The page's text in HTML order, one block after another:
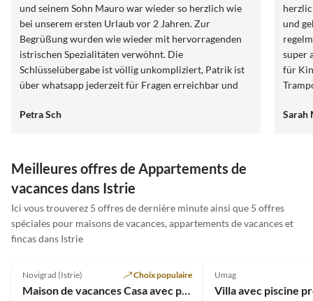
und seinem Sohn Mauro war wieder so herzlich wie
bei unserem ersten Urlaub vor 2 Jahren. Zur
Begrüßung wurden wie wieder mit hervorragenden
istrischen Spezialitäten verwöhnt. Die
Schlüsselübergabe ist völlig unkompliziert, Patrik ist
über whatsapp jederzeit für Fragen erreichbar und
Hinsicht. Man kann zu Fuß eine sehr gute Bäckerei,
weil es die optimale Jahreszeit für lange Spaziergänge
am Meer oder Radtouren ist. Zum Meer sind es nur
wenige Km und Fazana ist ein traumhaftes kleines
Städtchen. Wir kommen wieder und können die Villa
nur weiter empfehlen.
Petra Sch
und
super
für
schwimmen kann.
Sarah
Meilleures offres de Appartements de
vacances dans Istrie
Ici vous trouverez 5 offres de dernière minute ainsi que 5 offres
spéciales pour maisons de vacances, appartements de vacances et
fincas dans Istrie
Novigrad (Istrie) Choix populaire
Maison de vacances Casa avec piscine chauffée à Novigrad
Umag
Villa avec piscine